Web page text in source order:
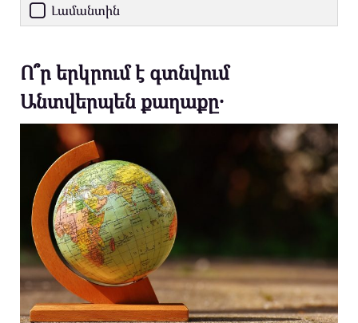
Լամանտին
Ո՞ր երկրում է գտնվում
Անտվերպեն քաղաքը․